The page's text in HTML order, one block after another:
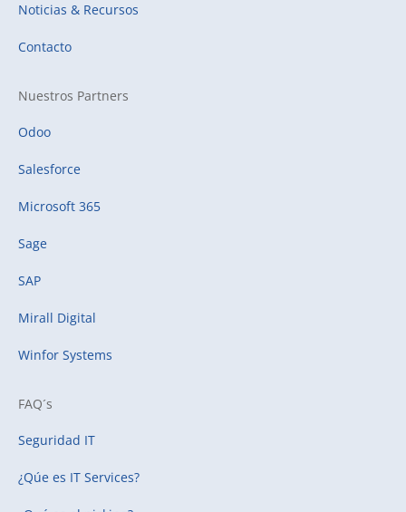
Noticias & Recursos
Contacto
Nuestros Partners
Odoo
Salesforce
Microsoft 365
Sage
SAP
Mirall Digital
Winfor Systems
FAQ´s
Seguridad IT
¿Qúe es IT Services?